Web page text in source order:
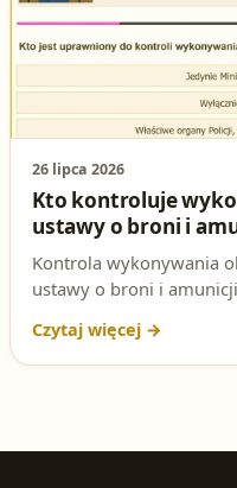
26 lipca 2026
Kto kontroluje
ustawy o broni i
Kontrola wykonywania
ustawy o broni i
broni. Sprawdź
egzaminacyjne na